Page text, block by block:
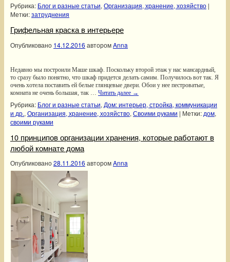
Рубрика: Блог и разные статьи, Организация, хранение, хозяйство |
Метки:затруднения
Грифельная краска в интерьере
Опубликовано 14.12.2016 авторомAnna
Недавно мы построили Маше шкаф. Поскольку второй этаж у нас мансардный,
то сразу было понятно, что шкаф придется делать самим. Получилось вот так. Я
очень хотела поставить ей белые глянцевые двери. Обои у нее пестроватые,
комната не очень большая, так … Читать далее →
Рубрика: Блог и разные статьи, Дом: интерьер, стройка, коммуникации
и др., Организация, хранение, хозяйство, Своими руками | Метки: дом,
своими руками
10 принципов организации хранения, которые работают в
любой комнате дома
Опубликовано28.11.2016 авторомAnna